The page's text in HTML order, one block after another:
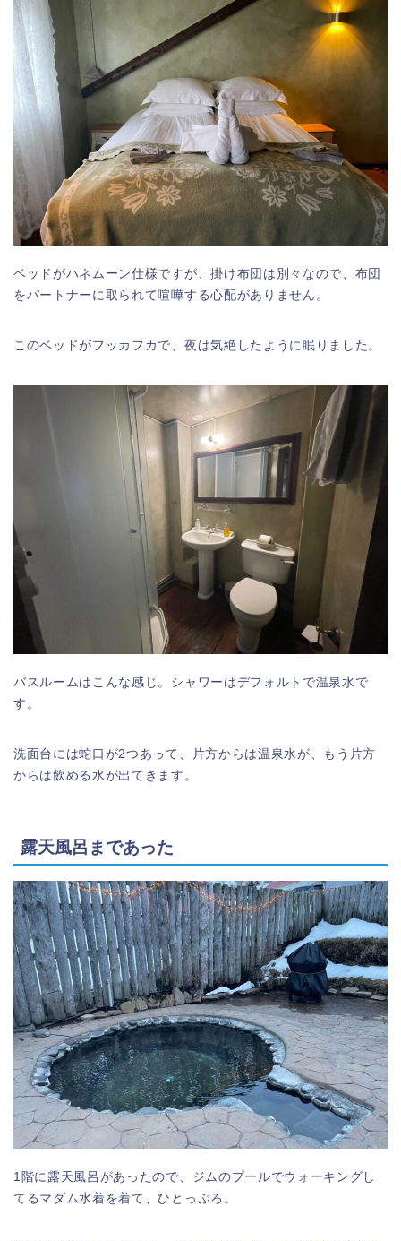
ベッドがハネムーン仕様ですが、掛け布団は別々なので、布団
をパートナーに取られて喧嘩する心配がありません。
このベッドがフッカフカで、夜は気絶したように眠りました。
バスルームはこんな感じ。シャワーはデフォルトで温泉水で
す。
洗面台には蛇口が2つあって、片方からは温泉水が、もう片方
からは飲める水が出てきます。
露天風呂まであった
1階に露天風呂があったので、ジムのプールでウォーキングし
てるマダム水着を着て、ひとっぷろ。